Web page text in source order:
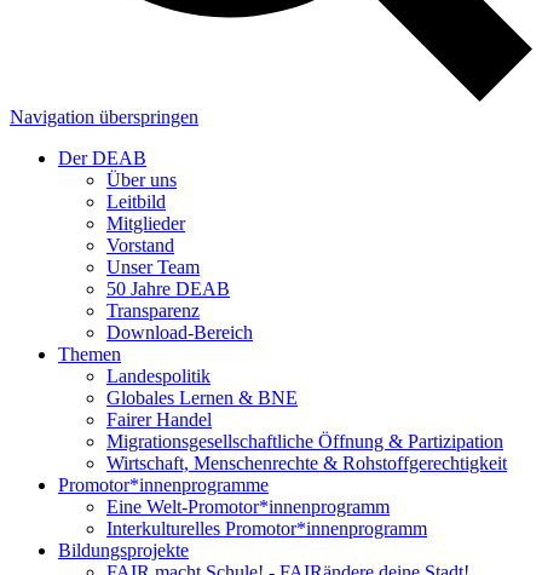
Navigation überspringen
Der DEAB
Über uns
Leitbild
Mitglieder
Vorstand
Unser Team
50 Jahre DEAB
Transparenz
Download-Bereich
Themen
Landespolitik
Globales Lernen & BNE
Fairer Handel
Migrationsgesellschaftliche Öffnung & Partizipation
Wirtschaft, Menschenrechte & Rohstoffgerechtigkeit
Promotor*innen­programme
Eine Welt-Promotor*innenprogramm
Interkulturelles Promotor*innenprogramm
Bildungsprojekte